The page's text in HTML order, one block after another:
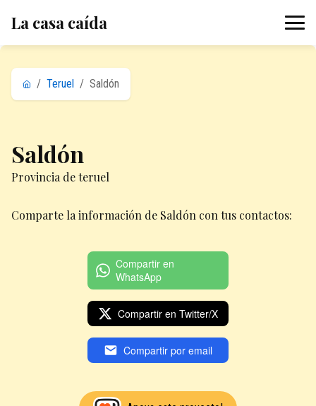
La casa caída
/ Teruel / Saldón
Saldón
Provincia de teruel
Comparte la información de Saldón con tus contactos:
Compartir en
WhatsApp
Compartir en Twitter/X
Compartir por email